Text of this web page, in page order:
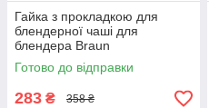
Гайка з прокладкою для
блендерної чаші для
блендера Braun
(BR64184624)
Готово до відправки
283 ₴ 358 ₴